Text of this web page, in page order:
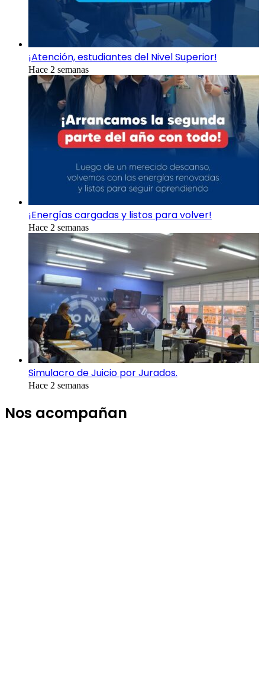
¡Atención, estudiantes del Nivel Superior!
Hace 2 semanas
¡Energías cargadas y listos para volver!
Hace 2 semanas
Simulacro de Juicio por Jurados.
Hace 2 semanas
Nos acompañan